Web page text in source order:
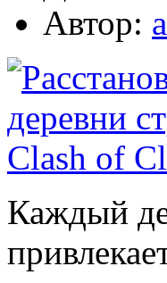
Автор:
Каждый